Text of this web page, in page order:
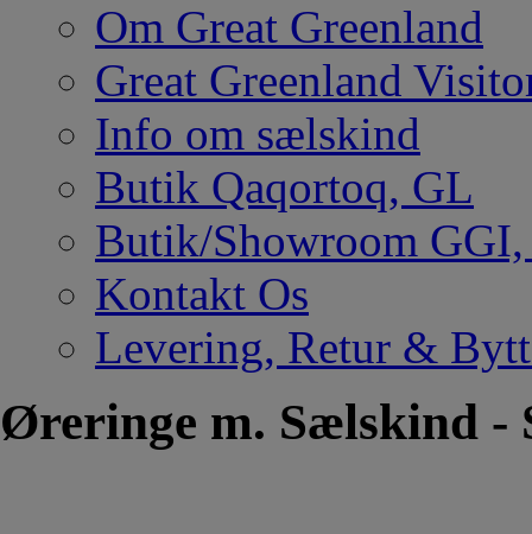
Om Great Greenland
Great Greenland
Info om sælskind
Butik Qaqortoq, GL
Butik/Showroom
Kontakt Os
Levering, Retur &
Øreringe m. Sælskind -